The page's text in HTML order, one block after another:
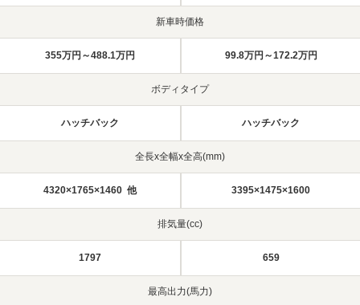
新車時価格
355万円～488.1万円 99.8万円～172.2万円
ボディタイプ
ハッチバック ハッチバック
全長x全幅x全高(mm)
4320×1765×1460 他 3395×1475×1600
排気量(cc)
1797 659
最高出力(馬力)